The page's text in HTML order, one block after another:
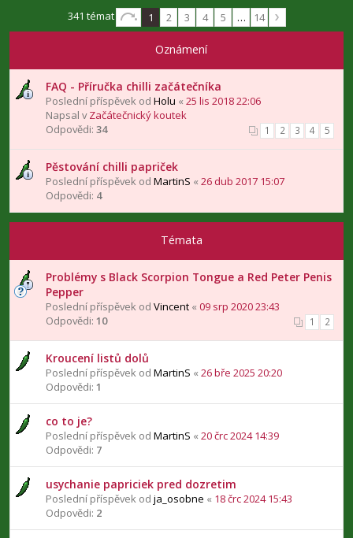
341 témat 1 2 3 4 5 … 14
Oznámení
FAQ - Příručka chilli začátečníka
Poslední příspěvek od Holu « 25 lis 2018 22:06
Napsal vZačátečnický koutek
Odpovědi: 34 1 2 3 4 5
Pěstování chilli papriček
Poslední příspěvek od MartinS « 26 dub 2017 15:07
Odpovědi: 4
Témata
Problémy s Black Scorpion Tongue a Red Peter Penis
Pepper
Poslední příspěvek od Vincent « 09 srp 2020 23:43
Odpovědi: 10 1 2
Kroucení listů dolů
Poslední příspěvek od MartinS « 26 bře 2025 20:20
Odpovědi: 1
co to je?
Poslední příspěvek od MartinS « 20 črc 2024 14:39
Odpovědi: 7
usychanie papriciek pred dozretim
Poslední příspěvek od ja_osobne « 18 črc 2024 15:43
Odpovědi: 2